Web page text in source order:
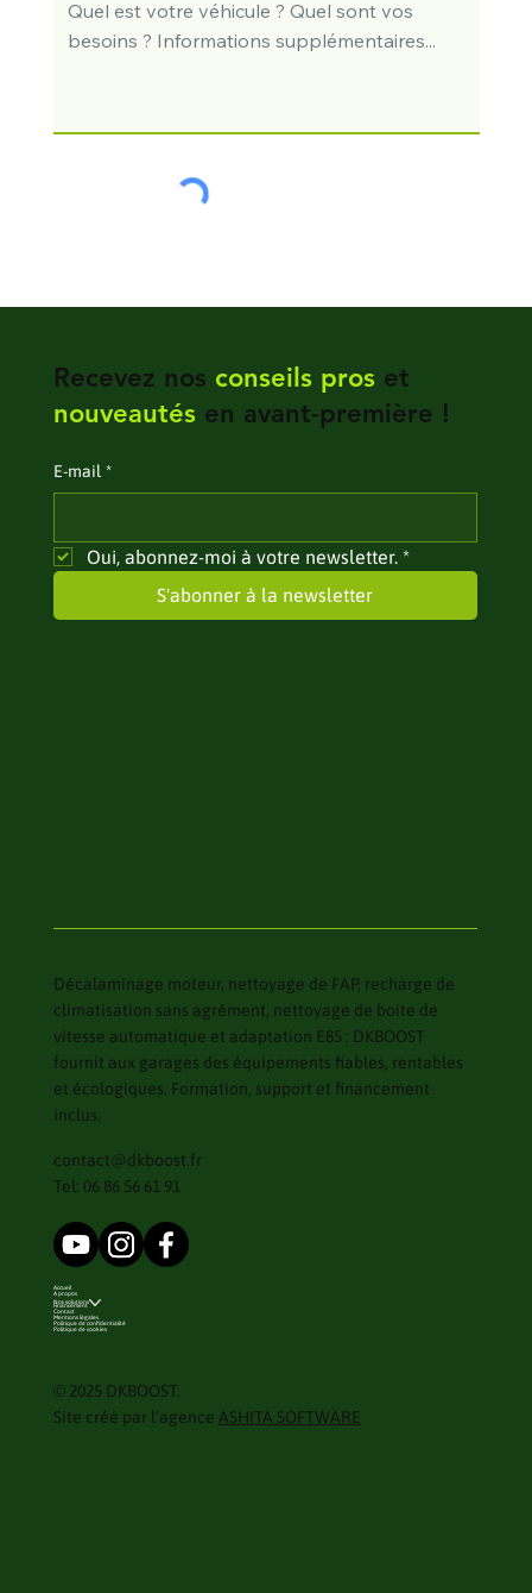
Recevez nos conseils proset
nouveautésen avant-première !
E‑mail *
Oui, abonnez-moi à votre newsletter. *
S'abonner à la newsletter
Décalaminage moteur, nettoyage de FAP, recharge de
climatisation sans agrément, nettoyage de boite de
vitesse automatique et adaptation E85 : DKBOOST
fournit aux garages des équipements fiables, rentables
et écologiques. Formation, support et financement
inclus.
contact@dkboost.fr
Tel: 06 86 56 61 91
Accueil
A propos
Nos solutions
Financement
Contact
Mentions légales
Politique de confidentialité
Politique de cookies
© 2025 DKBOOST.
Site créé par l'agence ASHITA SOFTWARE